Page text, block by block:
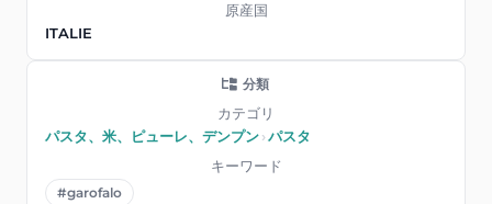
原産国
ITALIE
分類
カテゴリ
パスタ、米、ピューレ、デンプン›パスタ
キーワード
#garofalo